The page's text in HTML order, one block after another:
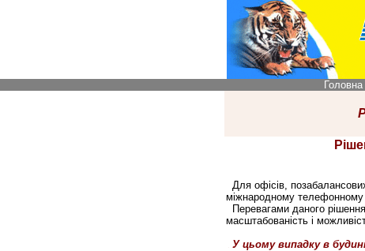
Головна
Для офісів,
міжнародному телефонному
Перевагами даного
масштабованість і
У цьому випадку в